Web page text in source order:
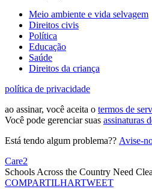
Meio ambiente e vida selvagem
Direitos civis
Política
Educação
Saúde
Direitos da criança
política de privacidade
ao assinar, você aceita o termos de
Você pode gerenciar suas assinaturas
Está tendo algum problema?? Avise-
Care2
Schools Across the Country Need
COMPARTILHARTWEET